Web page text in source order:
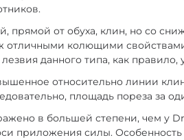
прямой от обуха, клин, но со
отличными колющими
данного типа, как правило,
относительно линии
площадь пореза за
в большей степени, чем у
приложения силы. Особенность